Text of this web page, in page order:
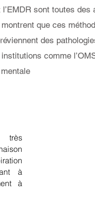
l’EMDR sont toutes
que ces
des
comme
très
à
à